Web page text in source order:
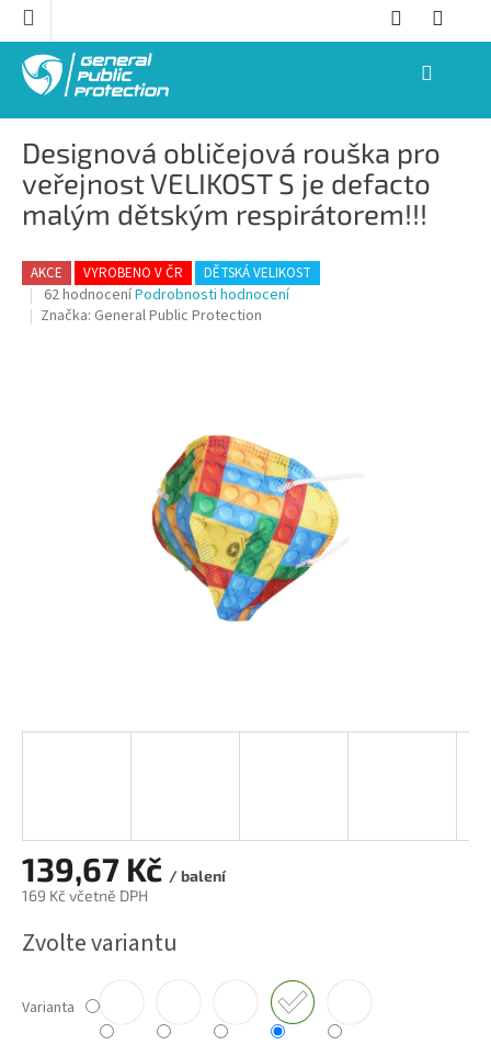
Přejít
obsah
NÁKUPNÍ
Designová obličejová rouška pro
veřejnost VELIKOST S je defacto
malým dětským respirátorem!!!
AKCE VYROBENO V ČR DĚTSKÁ VELIKOST
Průměrné
hodnocení
62 hodnoceníPodrobnosti hodnocení
Značka: General Public Protection
139,67 Kč / balení
169 Kč včetně DPH
cena:
Zvolte variantu
Varianta